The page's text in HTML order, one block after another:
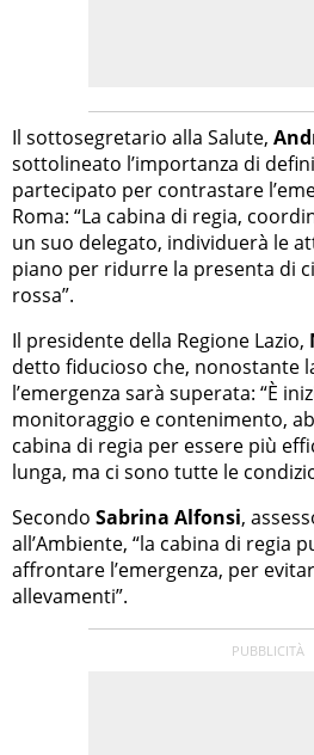
Il sottosegretario alla Salute,
sottolineato l’importanza di
partecipato per contrastare
Roma: “La cabina di regia,
un suo delegato, individuerà le
piano per ridurre la presenta di
rossa”.
Il presidente della Regione Lazio,
detto fiducioso che, nonostante
l’emergenza sarà superata: “È
monitoraggio e contenimento,
cabina di regia per essere più
lunga, ma ci sono tutte le
Secondo Sabrina Alfonsi,
all’Ambiente, “la cabina di regia
affrontare l’emergenza, per
allevamenti”.